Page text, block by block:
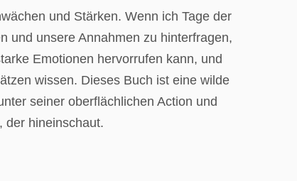
und Stärken. Wenn ich Tage der
und unsere Annahmen zu hinterfragen,
Emotionen hervorrufen kann, und
wissen. Dieses Buch ist eine wilde
seiner oberflächlichen Action und
der hineinschaut.